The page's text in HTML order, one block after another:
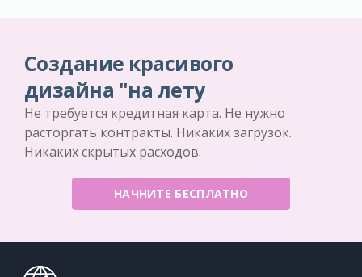
Создание красивого
дизайна "на лету
Не требуется кредитная карта. Не нужно
расторгать контракты. Никаких загрузок.
Никаких скрытых расходов.
НАЧНИТЕ БЕСПЛАТНО